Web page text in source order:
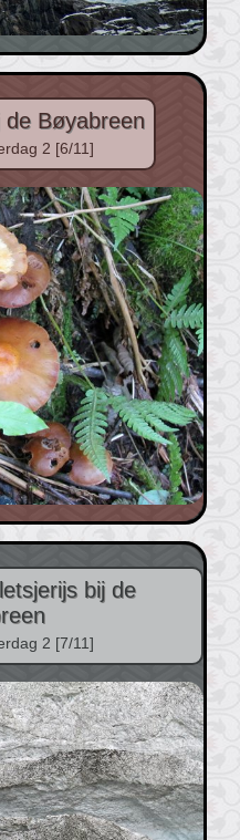
de Bøyabreen
2 [6/11]
bij de
2 [7/11]